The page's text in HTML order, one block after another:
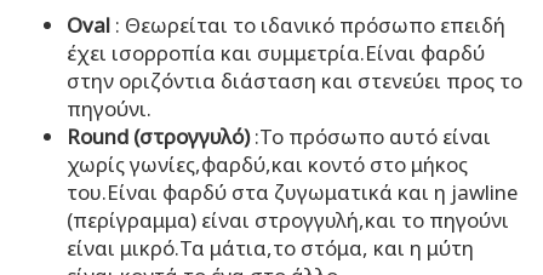
Oval : Θεωρείται το ιδανικό πρόσωπο επειδή
έχει ισορροπία και συμμετρία.Είναι φαρδύ
στην οριζόντια διάσταση και στενεύει προς το
πηγούνι.
Round (στρογγυλό):Το πρόσωπο αυτό είναι
χωρίς γωνίες,φαρδύ,και κοντό στο μήκος
του.Είναι φαρδύ στα ζυγωματικά και η jawline
(περίγραμμα) είναι στρογγυλή,και το πηγούνι
είναι μικρό.Τα μάτια,το στόμα, και η μύτη